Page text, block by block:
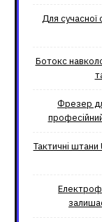
Для сучасної
Ботокс
Фрезер
Тактичні штани